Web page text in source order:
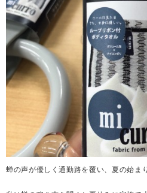
蝉の声が優しく通勤路を覆い、夏の始ま